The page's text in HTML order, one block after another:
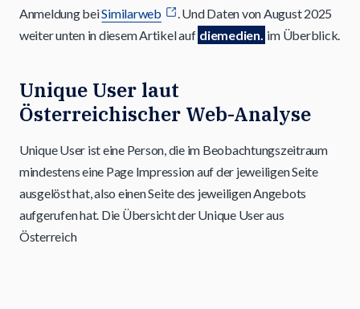
Anmeldung beiSimilarweb
. Und Daten von August 2025
weiter unten in diesem Artikel auf diemedien. im Überblick.
Unique User laut
Österreichischer Web-Analyse
Unique User ist eine Person, die im Beobachtungszeitraum
mindestens eine Page Impression auf der jeweiligen Seite
ausgelöst hat, also einen Seite des jeweiligen Angebots
aufgerufen hat. Die Übersicht der Unique User aus
Österreich